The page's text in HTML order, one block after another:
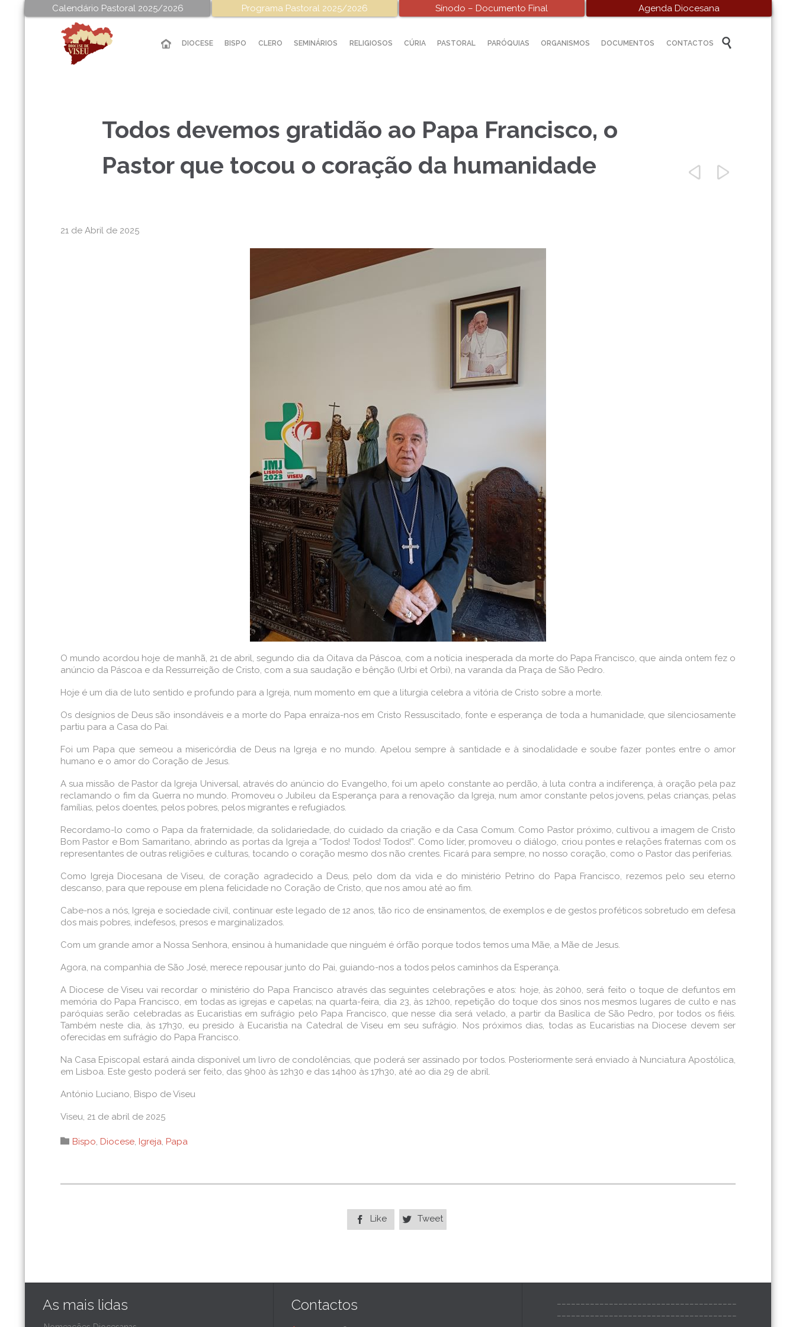
Calendário Pastoral 2025/2026 Programa Pastoral 2025/2026 Sínodo – Documento Final Agenda Diocesana
Skip
to
DIOCESE BISPO CLERO SEMINÁRIOS RELIGIOSOS CÚRIA PASTORAL PARÓQUIAS ORGANISMOS DOCUMENTOS CONTACTOS 
Todos devemos gratidão ao Papa Francisco, o
Pastor que tocou o coração da humanidade
 
21 de Abril de 2025
O mundo acordou hoje de manhã, 21 de abril, segundo dia da Oitava da Páscoa, com a notícia inesperada da morte do Papa Francisco, que ainda ontem fez o
anúncio da Páscoa e da Ressurreição de Cristo, com a sua saudação e bênção (Urbi et Orbi), na varanda da Praça de São Pedro.
Hoje é um dia de luto sentido e profundo para a Igreja, num momento em que a liturgia celebra a vitória de Cristo sobre a morte.
Os desígnios de Deus são insondáveis e a morte do Papa enraíza-nos em Cristo Ressuscitado, fonte e esperança de toda a humanidade, que silenciosamente
partiu para a Casa do Pai.
Foi um Papa que semeou a misericórdia de Deus na Igreja e no mundo. Apelou sempre à santidade e à sinodalidade e soube fazer pontes entre o amor
humano e o amor do Coração de Jesus.
A sua missão de Pastor da Igreja Universal, através do anúncio do Evangelho, foi um apelo constante ao perdão, à luta contra a indiferença, à oração pela paz
reclamando o fim da Guerra no mundo. Promoveu o Jubileu da Esperança para a renovação da Igreja, num amor constante pelos jovens, pelas crianças, pelas
famílias, pelos doentes, pelos pobres, pelos migrantes e refugiados.
Recordamo-lo como o Papa da fraternidade, da solidariedade, do cuidado da criação e da Casa Comum. Como Pastor próximo, cultivou a imagem de Cristo
Bom Pastor e Bom Samaritano, abrindo as portas da Igreja a “Todos! Todos! Todos!”. Como líder, promoveu o diálogo, criou pontes e relações fraternas com os
representantes de outras religiões e culturas, tocando o coração mesmo dos não crentes. Ficará para sempre, no nosso coração, como o Pastor das periferias.
Como Igreja Diocesana de Viseu, de coração agradecido a Deus, pelo dom da vida e do ministério Petrino do Papa Francisco, rezemos pelo seu eterno
descanso, para que repouse em plena felicidade no Coração de Cristo, que nos amou até ao fim.
Cabe-nos a nós, Igreja e sociedade civil, continuar este legado de 12 anos, tão rico de ensinamentos, de exemplos e de gestos proféticos sobretudo em defesa
dos mais pobres, indefesos, presos e marginalizados.
Com um grande amor a Nossa Senhora, ensinou à humanidade que ninguém é órfão porque todos temos uma Mãe, a Mãe de Jesus.
Agora, na companhia de São José, merece repousar junto do Pai, guiando-nos a todos pelos caminhos da Esperança.
A Diocese de Viseu vai recordar o ministério do Papa Francisco através das seguintes celebrações e atos: hoje, às 20h00, será feito o toque de defuntos em
memória do Papa Francisco, em todas as igrejas e capelas; na quarta-feira, dia 23, às 12h00, repetição do toque dos sinos nos mesmos lugares de culto e nas
paróquias serão celebradas as Eucaristias em sufrágio pelo Papa Francisco, que nesse dia será velado, a partir da Basílica de São Pedro, por todos os fiéis.
Também neste dia, às 17h30, eu presido à Eucaristia na Catedral de Viseu em seu sufrágio. Nos próximos dias, todas as Eucaristias na Diocese devem ser
oferecidas em sufrágio do Papa Francisco.
Na Casa Episcopal estará ainda disponível um livro de condolências, que poderá ser assinado por todos. Posteriormente será enviado à Nunciatura Apostólica,
em Lisboa. Este gesto poderá ser feito, das 9h00 às 12h30 e das 14h00 às 17h30, até ao dia 29 de abril.
António Luciano, Bispo de Viseu
Viseu, 21 de abril de 2025
 Category
Bispo, Diocese, Igreja, Papa
 Like  Tweet
As mais lidas Contactos